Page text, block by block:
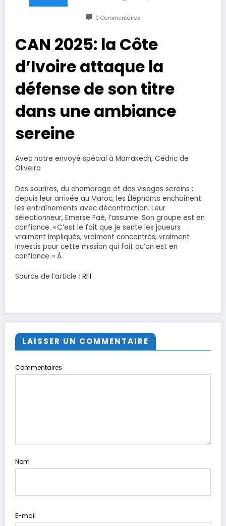
0 Commentaires
CAN 2025: la Côte
d’Ivoire attaque la
défense de son titre
dans une ambiance
sereine
Avec notre envoyé spécial à Marrakech, Cédric de
Oliveira
Des sourires, du chambrage et des visages sereins :
depuis leur arrivée au Maroc, les Éléphants enchaînent
les entraînements avec décontraction. Leur
sélectionneur, Emerse Faé, l’assume. Son groupe est en
confiance. « C’est le fait que je sente les joueurs
vraiment impliqués, vraiment concentrés, vraiment
investis pour cette mission qui fait qu’on est en
confiance. » À
Source de l’article : RFI
LAISSER UN COMMENTAIRE
Commentaires
Nom
E-mail